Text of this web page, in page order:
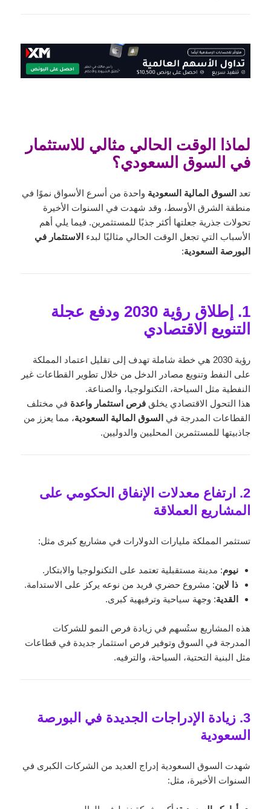
لماذا الوقت الحالي مثالي للاستثمار
في السوق السعودي؟
تعد السوق المالية السعودية واحدة من أسرع الأسواق نموًا في
منطقة الشرق الأوسط، وقد شهدت في السنوات الأخيرة
تحولات جذرية جعلتها أكثر جذبًا للمستثمرين. فيما يلي أهم
الأسباب التي تجعل الوقت الحالي مثاليًا لبدء الاستثمار في
البورصة السعودية:
1. إطلاق رؤية 2030 ودفع عجلة
التنويع الاقتصادي
رؤية 2030 هي خطة شاملة تهدف إلى تقليل اعتماد المملكة
على النفط وتنويع مصادر الدخل من خلال تطوير القطاعات غير
النفطية مثل السياحة، التكنولوجيا، والصناعة.
هذا التحول الاقتصادي يخلقفرص استثمار واعدة في مختلف
القطاعات المدرجة في السوق المالية السعودية، مما يعزز من
جاذبيتها للمستثمرين المحليين والدوليين.
2. ارتفاع معدلات الإنفاق الحكومي على
المشاريع العملاقة
تستثمر المملكة مليارات الدولارات في مشاريع كبرى مثل:
نيوم: مدينة مستقبلية تعتمد على التكنولوجيا والابتكار.
ذا لاين: مشروع حضري فريد من نوعه يركز على الاستدامة.
القدية: وجهة سياحية وترفيهية كبرى.
هذه المشاريع ستُسهم في زيادة فرص النمو للشركات
المدرجة في السوق وتوفير فرص استثمار جديدة في قطاعات
مثل البنية التحتية، السياحة، والترفيه.
3. زيادة الإدراجات الجديدة في البورصة
السعودية
شهدت السوق السعودية إدراج العديد من الشركات الكبرى في
السنوات الأخيرة، مثل: